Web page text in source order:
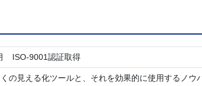
ISO-9001認証取得
の見える化ツールと、それを効果的に使用するノウ